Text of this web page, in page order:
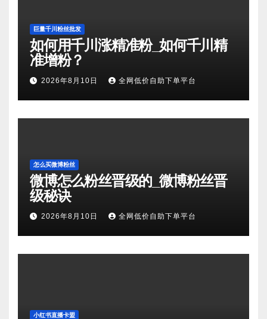
巨量千川粉丝批发
如何用千川涨精准粉_如何千川精
准增粉？
2026年8月10日 全网低价自助下单平台
怎么买微博粉丝
微博怎么粉丝晋级的_微博粉丝晋
级秘诀
2026年8月10日 全网低价自助下单平台
小红书直播卡盟